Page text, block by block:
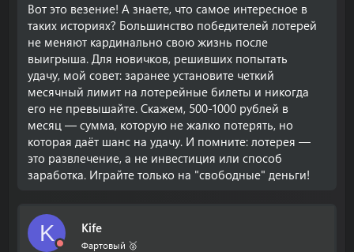
Вот это везение! А знаете, что самое интересное в
таких историях? Большинство победителей лотерей
не меняют кардинально свою жизнь после
выигрыша. Для новичков, решивших попытать
удачу, мой совет: заранее установите четкий
месячный лимит на лотерейные билеты и никогда
его не превышайте. Скажем, 500-1000 рублей в
месяц — сумма, которую не жалко потерять, но
которая даёт шанс на удачу. И помните: лотерея —
это развлечение, а не инвестиция или способ
заработка. Играйте только на "свободные" деньги!
K Kife
Фартовый 🥈